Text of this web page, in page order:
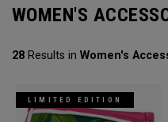
WOMEN'S
28 Results in Women's
LIMITED EDITION